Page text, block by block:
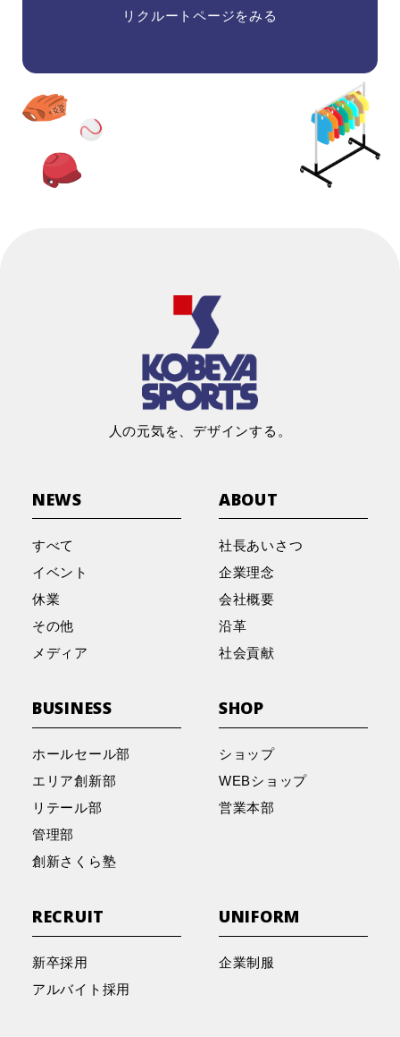
リクルートページをみる
人の元気を、デザインする。
NEWS
すべて
イベント
休業
その他
メディア
ABOUT
社長あいさつ
企業理念
会社概要
沿革
社会貢献
BUSINESS
ホールセール部
エリア創新部
リテール部
管理部
創新さくら塾
SHOP
ショップ
WEBショップ
営業本部
RECRUIT
新卒採用
アルバイト採用
UNIFORM
企業制服